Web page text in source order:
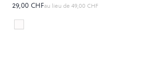
29,00 CHFau lieu de 49,00 CHF
Colour
white